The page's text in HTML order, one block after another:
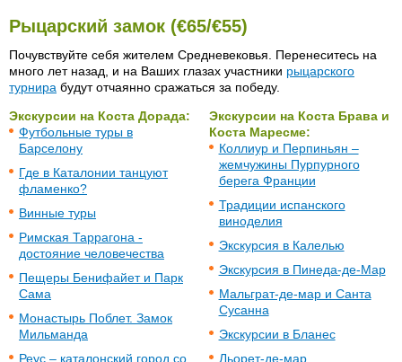
Рыцарский замок (€65/€55)
Почувствуйте себя жителем Средневековья. Перенеситесь на
много лет назад, и на Ваших глазах участники рыцарского
турнира будут отчаянно сражаться за победу.
Экскурсии на Коста Дорада:
Футбольные туры в
Барселону
Где в Каталонии танцуют
фламенко?
Винные туры
Римская Таррагона -
достояние человечества
Пещеры Бенифайет и Парк
Сама
Монастырь Поблет. Замок
Мильманда
Реус – каталонский город со
Экскурсии на Коста Брава и
Коста Маресме:
Коллиур и Перпиньян –
жемчужины Пурпурного
берега Франции
Традиции испанского
виноделия
Экскурсия в Калелью
Экскурсия в Пинеда-де-Мар
Мальграт-де-мар и Санта
Сусанна
Экскурсии в Бланес
Льорет-де-мар